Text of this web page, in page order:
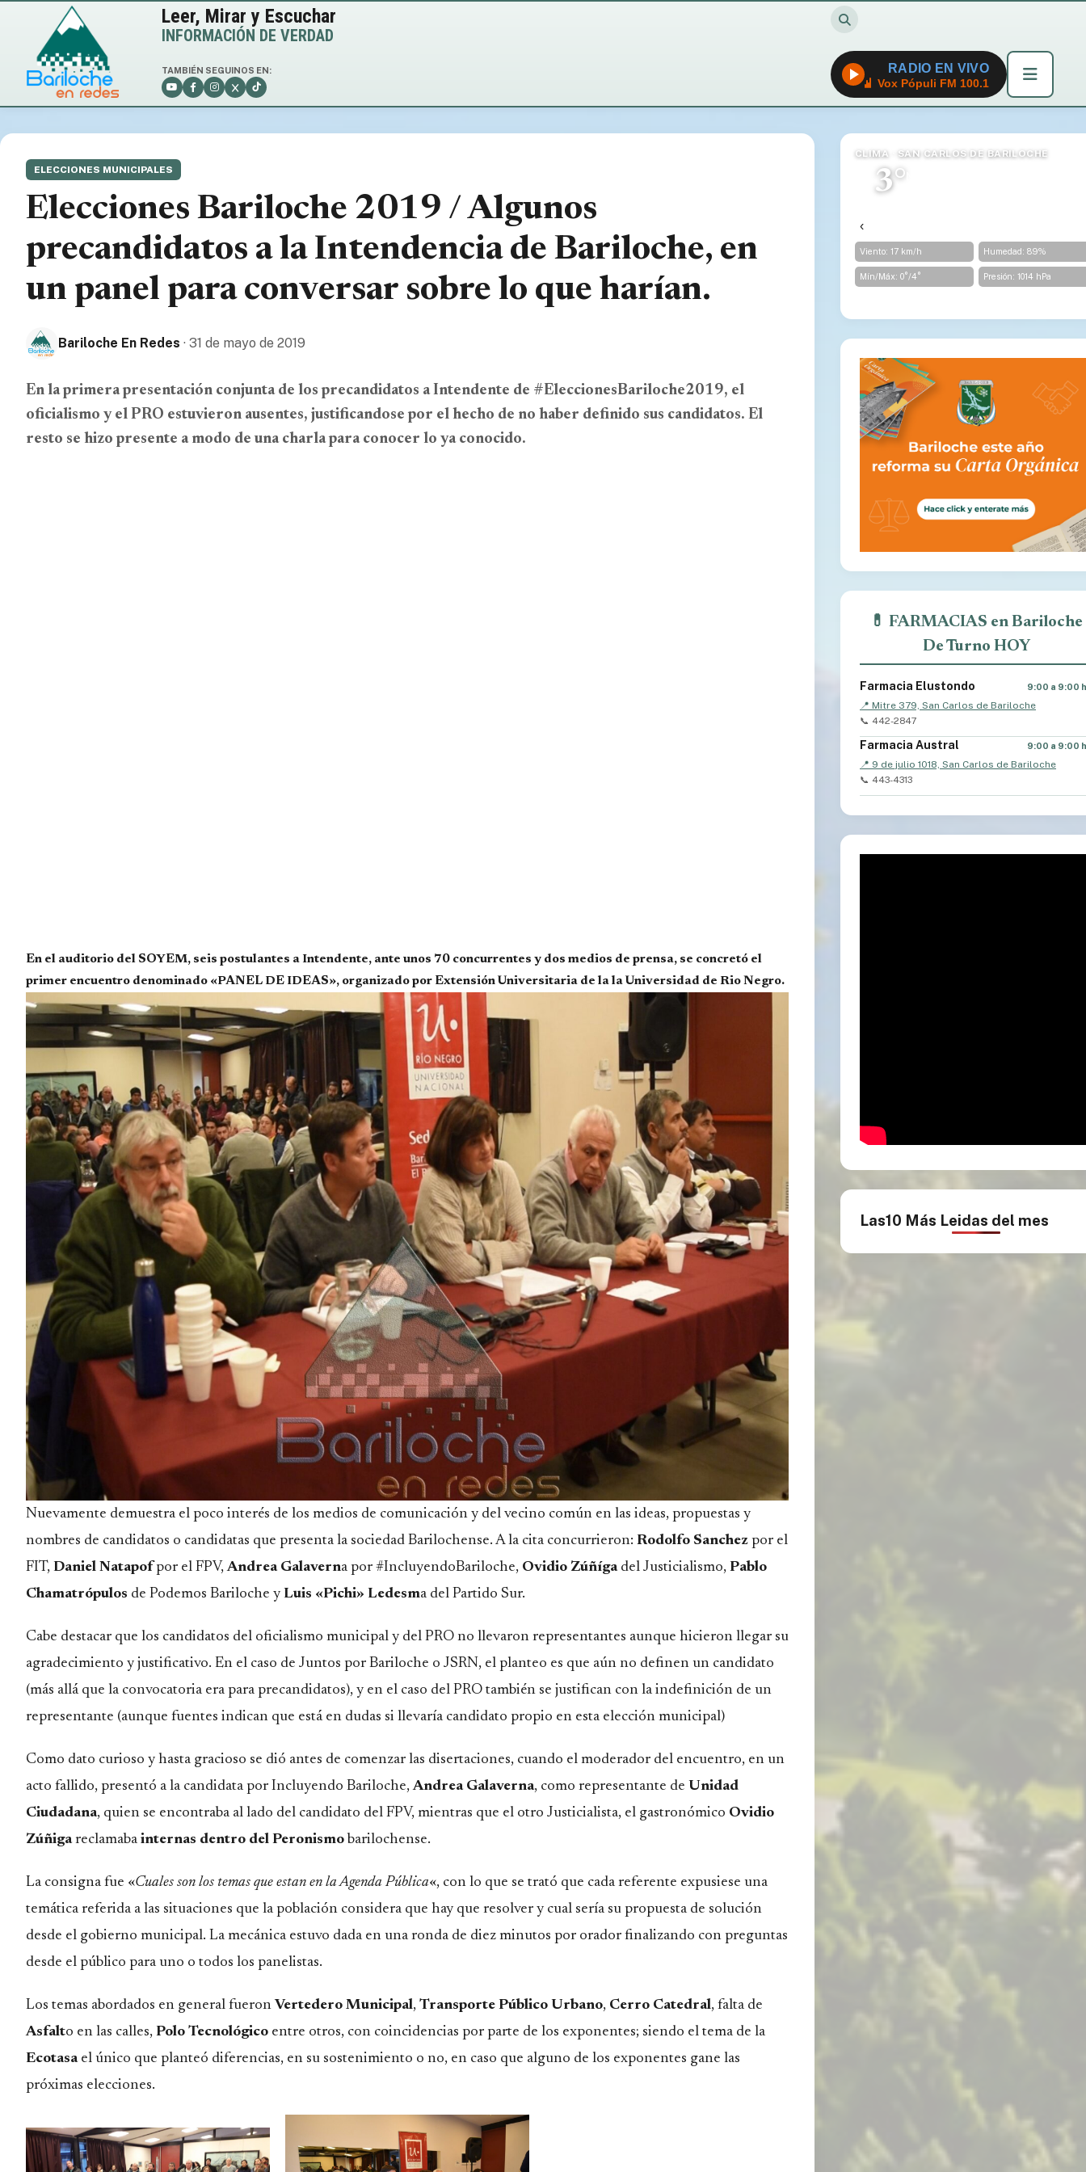
Leer, Mirar y Escuchar
INFORMACIÓN DE VERDAD
TAMBIÉN SEGUINOS EN: RADIO EN VIVO
Vox Pópuli FM 100.1
ELECCIONES MUNICIPALES
Elecciones Bariloche 2019 / Algunos
precandidatos a la Intendencia de Bariloche, en
un panel para conversar sobre lo que harían.
Bariloche En Redes · 31 de mayo de 2019
En la primera presentación conjunta de los precandidatos a Intendente de #EleccionesBariloche2019, el
oficialismo y el PRO estuvieron ausentes, justificandose por el hecho de no haber definido sus candidatos. El
resto se hizo presente a modo de una charla para conocer lo ya conocido.
En el auditorio del SOYEM, seis postulantes a Intendente, ante unos 70 concurrentes y dos medios de prensa, se concretó el
primer encuentro denominado «PANEL DE IDEAS», organizado por Extensión Universitaria de la la Universidad de Rio Negro.
Nuevamente demuestra el poco interés de los medios de comunicación y del vecino común en las ideas, propuestas y
nombres de candidatos o candidatas que presenta la sociedad Barilochense. A la cita concurrieron: Rodolfo Sanchez por el
FIT, Daniel Natapofpor el FPV,Andrea Galaverna por #IncluyendoBariloche, Ovidio Zúñígadel Justicialismo, Pablo
Chamatrópulos de Podemos Bariloche y Luis «Pichi» Ledesma del Partido Sur.
Cabe destacar que los candidatos del oficialismo municipal y del PRO no llevaron representantes aunque hicieron llegar su
agradecimiento y justificativo. En el caso de Juntos por Bariloche o JSRN, el planteo es que aún no definen un candidato
(más allá que la convocatoria era para precandidatos), y en el caso del PRO también se justifican con la indefinición de un
representante (aunque fuentes indican que está en dudas si llevaría candidato propio en esta elección municipal)
Como dato curioso y hasta gracioso se dió antes de comenzar las disertaciones, cuando el moderador del encuentro, en un
acto fallido, presentó a la candidata por Incluyendo Bariloche,Andrea Galaverna, como representante de Unidad
Ciudadana, quien se encontraba al lado del candidato del FPV, mientras que el otro Justicialista, el gastronómico Ovidio
Zúñigareclamaba internas dentro del Peronismo barilochense.
La consigna fue «Cuales son los temas que estan en la Agenda Pública«, con lo que se trató que cada referente expusiese una
temática referida a las situaciones que la población considera que hay que resolver y cual sería su propuesta de solución
desde el gobierno municipal. La mecánica estuvo dada en una ronda de diez minutos por orador finalizando con preguntas
desde el público para uno o todos los panelistas.
Los temas abordados en general fueronVertedero Municipal, Transporte Público Urbano, Cerro Catedral, falta de
Asfalto en las calles, Polo Tecnológico entre otros, con coincidencias por parte de los exponentes; siendo el tema de la
Ecotasa el único que planteó diferencias, en su sostenimiento o no, en caso que alguno de los exponentes gane las
próximas elecciones.
CLIMA · SAN CARLOS DE BARILOCHE
3°
Viento: 17 km/h Humedad: 89%
Mín/Máx: 0°/4° Presión: 1014 hPa
‹
💊 FARMACIAS en Bariloche
De Turno HOY
Farmacia Elustondo 9:00 a 9:00
📍 Mitre 379, San Carlos de Bariloche
📞 442-2847
Farmacia Austral 9:00 a 9:00
📍 9 de julio 1018, San Carlos de Bariloche
📞 443-4313
Las10 Más Leidas del mes